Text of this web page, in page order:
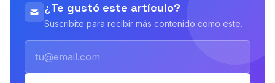
¿Te gustó este artículo?
Suscribite para recibir más contenido como este.